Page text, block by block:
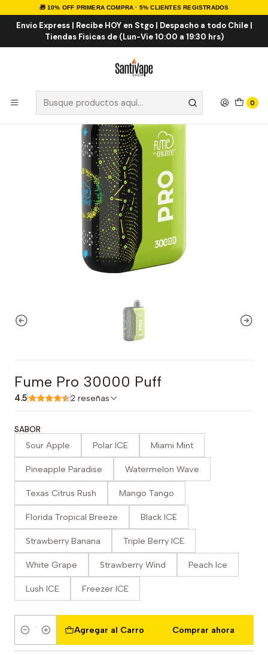
🎁 10% OFF PRIMERA COMPRA · 5% CLIENTES REGISTRADOS
Envio Express | Recibe HOY en Stgo | Despacho a todo Chile |
Tiendas Fisicas de (Lun-Vie 10:00 a 19:30 hrs)
0
Inicio VAPE DESECHABLES VAPE FRUTALES
Fume Pro 30000 Puff
Fume Pro 30000 Puff
4.5 2 reseñas
SABOR
Sour Apple Polar ICE Miami Mint
Pineapple Paradise Watermelon Wave
Texas Citrus Rush Mango Tango
Florida Tropical Breeze Black ICE
Strawberry Banana Triple Berry ICE
White Grape Strawberry Wind Peach Ice
Lush ICE Freezer ICE
Cantidad
Agregar al Carro Comprar ahora